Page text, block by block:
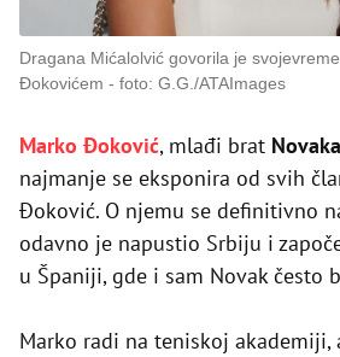
Dragana Mićalolvić govorila je
Đokovićem
foto: G.G./ATAImages
Marko Đoković, mlađi brat
najmanje se eksponira od svih
Đoković. O njemu se definitivno
odavno je napustio Srbiju i
u Španiji, gde i sam Novak često
Marko radi na teniskoj akademiji,